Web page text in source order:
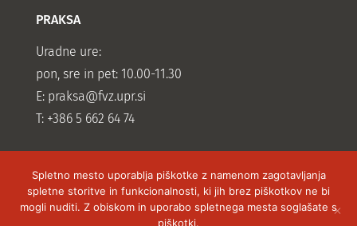
PRAKSA
Uradne ure:
pon, sre in pet: 10.00-11.30
E: praksa@fvz.upr.si
T: +386 5 662 64 74
Spletno mesto uporablja piškotke z namenom zagotavljanja
spletne storitve in funkcionalnosti, ki jih brez piškotkov ne bi
mogli nuditi. Z obiskom in uporabo spletnega mesta soglašate s
piškotki.